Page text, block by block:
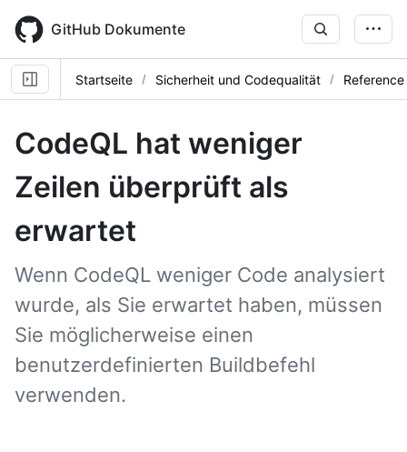
main
content
GitHub Dokumente
Startseite Sicherheit und Codequalität Reference
CodeQL hat weniger
Zeilen überprüft als
erwartet
Wenn CodeQL weniger Code analysiert
wurde, als Sie erwartet haben, müssen
Sie möglicherweise einen
benutzerdefinierten Buildbefehl
verwenden.